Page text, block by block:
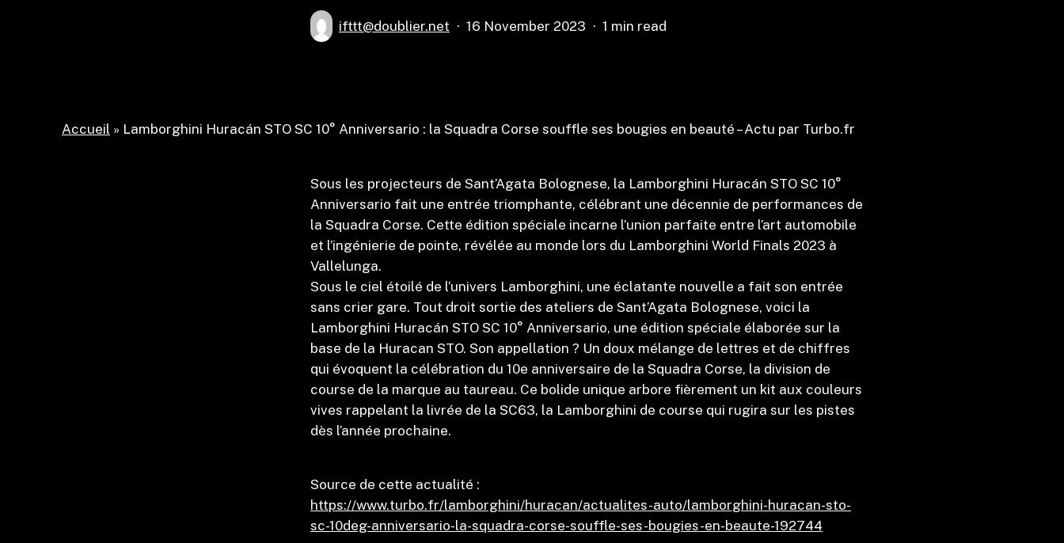
ifttt@doublier.net 16 November 2023 1 min read
Accueil » Lamborghini Huracán STO SC 10° Anniversario : la Squadra Corse souffle ses bougies en beauté – Actu par Turbo.fr
Sous les projecteurs de Sant’Agata Bolognese, la Lamborghini Huracán STO SC 10°
Anniversario fait une entrée triomphante, célébrant une décennie de performances de
la Squadra Corse. Cette édition spéciale incarne l’union parfaite entre l’art automobile
et l’ingénierie de pointe, révélée au monde lors du Lamborghini World Finals 2023 à
Vallelunga.
Sous le ciel étoilé de l’univers Lamborghini, une éclatante nouvelle a fait son entrée
sans crier gare. Tout droit sortie des ateliers de Sant’Agata Bolognese, voici la
Lamborghini Huracán STO SC 10° Anniversario, une édition spéciale élaborée sur la
base de la Huracan STO. Son appellation ? Un doux mélange de lettres et de chiffres
qui évoquent la célébration du 10e anniversaire de la Squadra Corse, la division de
course de la marque au taureau. Ce bolide unique arbore fièrement un kit aux couleurs
vives rappelant la livrée de la SC63, la Lamborghini de course qui rugira sur les pistes
dès l’année prochaine.
Source de cette actualité :
https://www.turbo.fr/lamborghini/huracan/actualites-auto/lamborghini-huracan-sto-
sc-10deg-anniversario-la-squadra-corse-souffle-ses-bougies-en-beaute-192744